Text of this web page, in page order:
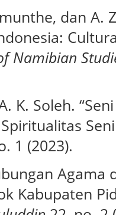
dan A.
Namibian
K. Soleh.
1 (2023).
Agama
Kabupaten